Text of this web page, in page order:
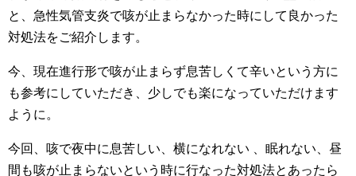
と、急性気管支炎で咳が止まらなかった時にして良かった
対処法をご紹介します。
今、現在進行形で咳が止まらず息苦しくて辛いという方に
も参考にしていただき、少しでも楽になっていただけます
ように。
今回、咳で夜中に息苦しい、横になれない 、眠れない、昼
間も咳が止まらないという時に行なった対処法とあったら